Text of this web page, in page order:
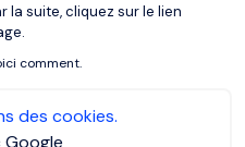
la suite, cliquez sur le lien
comment.
des cookies.
się z firmą
klientów